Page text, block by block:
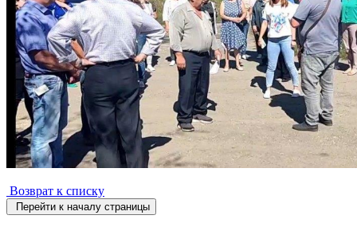
Возврат к списку
Перейти к началу страницы